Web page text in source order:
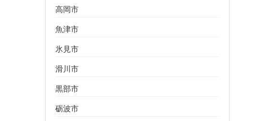
高岡市
魚津市
氷見市
滑川市
黒部市
砺波市